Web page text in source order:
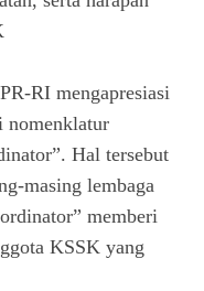
RI mengapresiasi
nomenklatur
Hal tersebut
masing lembaga
memberi
KSSK yang